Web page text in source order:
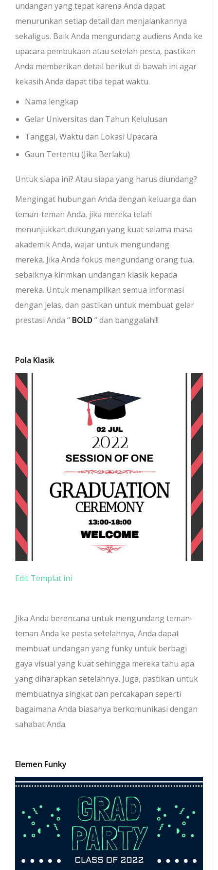
undangan yang tepat karena Anda dapat
menurunkan setiap detail dan menjalankannya
sekaligus. Baik Anda mengundang audiens Anda ke
upacara pembukaan atau setelah pesta, pastikan
Anda memberikan detail berikut di bawah ini agar
kekasih Anda dapat tiba tepat waktu.
Nama lengkap
Gelar Universitas dan Tahun Kelulusan
Tanggal, Waktu dan Lokasi Upacara
Gaun Tertentu (Jika Berlaku)
Untuk siapa ini? Atau siapa yang harus diundang?
Mengingat hubungan Anda dengan keluarga dan
teman-teman Anda, jika mereka telah
menunjukkan dukungan yang kuat selama masa
akademik Anda, wajar untuk mengundang
mereka. Jika Anda fokus mengundang orang tua,
sebaiknya kirimkan undangan klasik kepada
mereka. Untuk menampilkan semua informasi
dengan jelas, dan pastikan untuk membuat gelar
prestasi Anda “ BOLD ” dan banggalah!!!
Pola Klasik
Edit Templat ini
Jika Anda berencana untuk mengundang teman-
teman Anda ke pesta setelahnya, Anda dapat
membuat undangan yang funky untuk berbagi
gaya visual yang kuat sehingga mereka tahu apa
yang diharapkan setelahnya. Juga, pastikan untuk
membuatnya singkat dan percakapan seperti
bagaimana Anda biasanya berkomunikasi dengan
sahabat Anda.
Elemen Funky